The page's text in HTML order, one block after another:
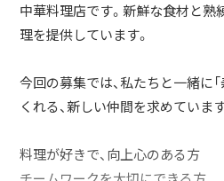
中華料理店です。新鮮な食材と熟
理を提供しています。
今回の募集では、私たちと一緒に
くれる、新しい仲間を求めています
料理が好きで、向上心のある方